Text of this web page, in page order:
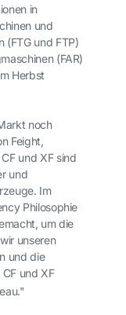
in
und
(FTG und FTP)
(FAR)
Herbst
noch
Feight,
und XF sind
und
Im
Philosophie
um die
unseren
und die
und XF